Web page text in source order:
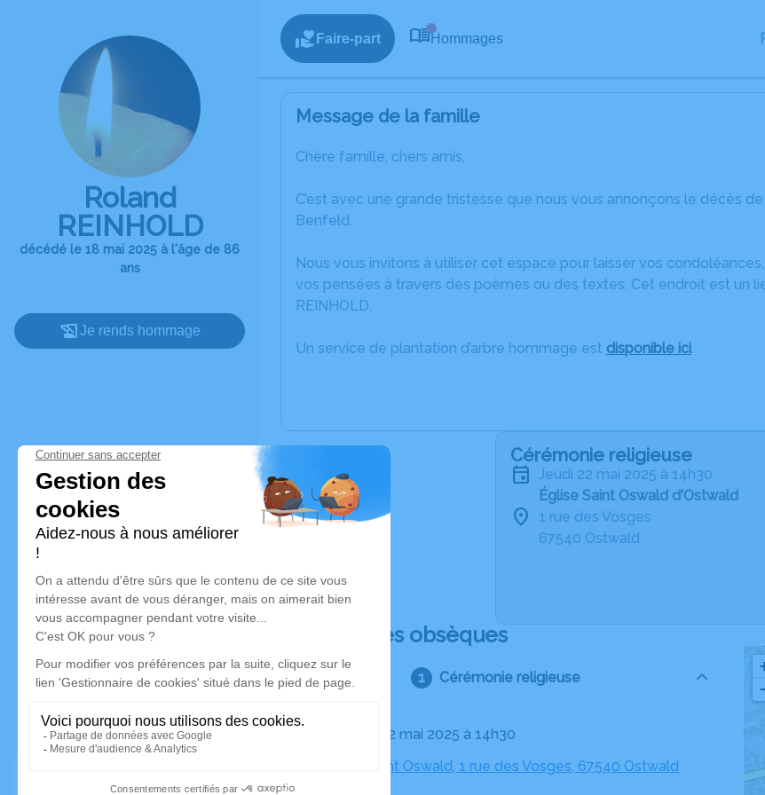
Roland
REINHOLD
décédé le 18 mai 2025 à l'âge de 86
ans
Je rends hommage
Faire-part Hommages
Message de la famille
Chère famille, chers amis,
C’est avec une grande tristesse que nous vous annonçons le décès
Benfeld.
Nous vous invitons à utiliser cet espace pour laisser vos
vos pensées à travers des poèmes ou des textes. Cet endroit est un
REINHOLD.
Un service de plantation d’arbre hommage est disponible ici.
Cérémonie religieuse
jeudi 22 mai 2025 à 14h30
Église Saint Oswald d'Ostwald
1 rue des Vosges
67540 Ostwald
Déroulé des obsèques
Cérémonie religieuse
Le jeudi 22 mai 2025 à 14h30
Église Saint Oswald, 1 rue des Vosges, 67540 Ostwald